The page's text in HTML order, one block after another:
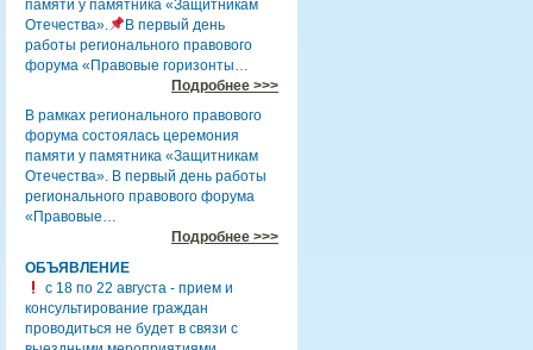
памяти у памятника «Защитникам
Отечества».
В первый день
работы регионального правового
форума «Правовые горизонты…
Подробнее >>>
В рамках регионального правового
форума состоялась церемония
памяти у памятника «Защитникам
Отечества». В первый день работы
регионального правового форума
«Правовые…
Подробнее >>>
ОБЪЯВЛЕНИЕ
с 18 по 22 августа - прием и
консультирование граждан
проводиться не будет в связи с